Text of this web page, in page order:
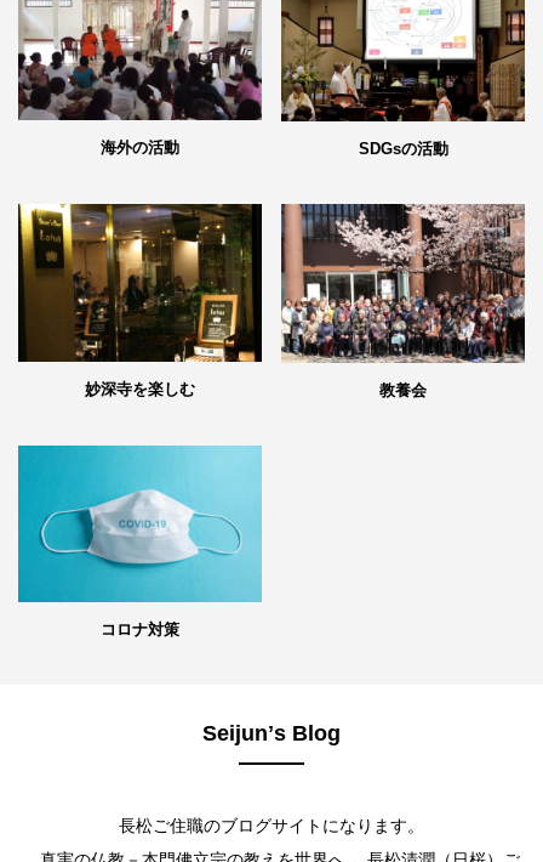
海外の活動 SDGsの活動
妙深寺を楽しむ 教養会
コロナ対策
Seijunʼs Blog
長松ご住職のブログサイトになります。